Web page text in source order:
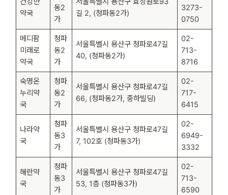
약국
동2
가
길 2, (청파동2가)
3273-
0750
메디팜
미래로
약국
청파
동2
가
서울특별시 용산구 청파로47길
40, (청파동2가)
02-
713-
8716
숙명온
누리약
국
청파
동2
가
서울특별시 용산구 청파로47길
66, (청파동2가, 중하빌딩)
02-
717-
6415
나라약
국
청파
동3
가
서울특별시 용산구 청파로47길
7, 102호 (청파동3가)
02-
6949-
3332
해란약
국
청파
동3
가
서울특별시 용산구 청파로47길
53, 1층 (청파동3가)
02-
713-
6590